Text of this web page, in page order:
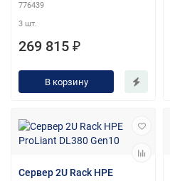
776439
3 шт.
269 815 ₽
В корзину
Сервер 2U Rack HPE